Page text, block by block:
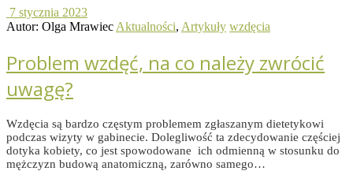
7 stycznia 2023
Autor: Olga Mrawiec Aktualności, Artykuły wzdęcia
Problem wzdęć, na co należy zwrócić
uwagę?
Wzdęcia są bardzo częstym problemem zgłaszanym dietetykowi
podczas wizyty w gabinecie. Dolegliwość ta zdecydowanie częściej
dotyka kobiety, co jest spowodowane ich odmienną w stosunku do
mężczyzn budową anatomiczną, zarówno samego…